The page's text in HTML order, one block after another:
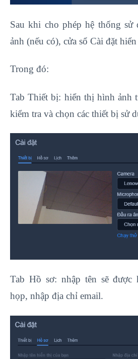
Sau khi cho phép hệ thống sử
ảnh (nếu có), cửa sổ Cài đặt
Trong đó:
Tab Thiết bị: hiển thị hình ảnh
kiểm tra và chọn các thiết bị sử
Tab Hồ sơ: nhập tên sẽ được
họp, nhập địa chỉ email.